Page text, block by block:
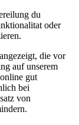
du
oder
die vor
auf unserem
gut
bei
von